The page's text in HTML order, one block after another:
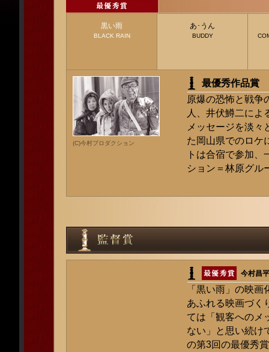
黒い雨
BLACK RAIN
あ･うん
BUDDY
(C)今村プロダクション
最優秀作品賞
原爆の恐怖と戦争
人、井伏鱒二によ
メッセージを淡々
た岡山県でのロケ
トは合宿で参加
ション＝林原グル
今村昌
「黒い雨」の映
あふれる映画づく
ては「観客へのメ
ない」と思い続け
の第3回の最優秀